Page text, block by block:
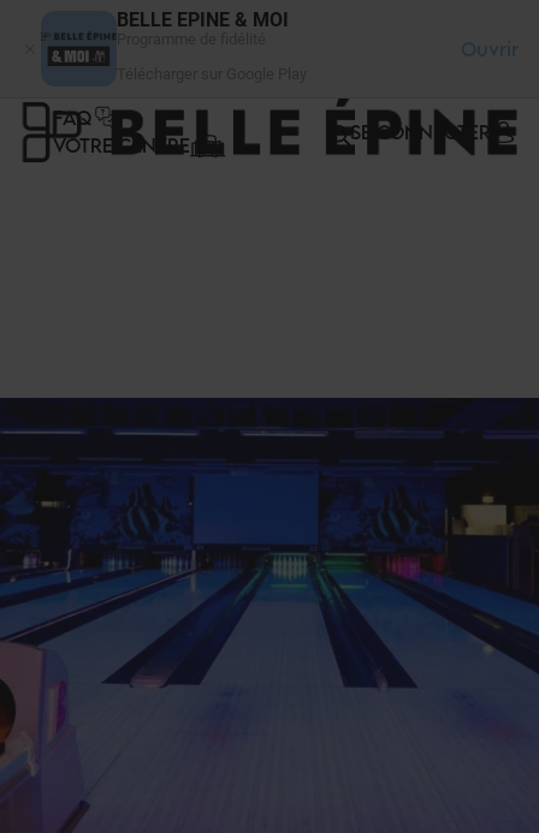
BELLE EPINE & MOI
Ouvrir
FAQ
VOTRE CENTRE
SE CONNECTER
Panneau de gestion des cookies